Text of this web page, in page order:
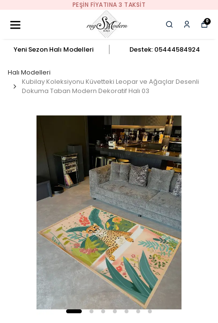
PEŞIN FIYATINA 3 TAKSIT
0
Yeni Sezon Halı Modelleri Destek: 05444584924
Halı Modelleri
Kubilay Koleksiyonu Küvetteki Leopar ve Ağaçlar Desenli
Dokuma Taban Modern Dekoratif Halı 03